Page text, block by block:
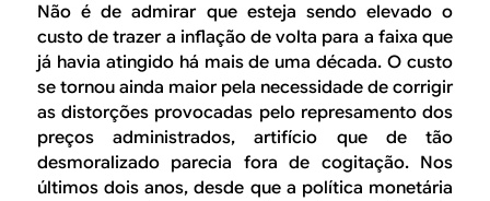
Não é de admirar que esteja sendo elevado o
custo de trazer a inflação de volta para a faixa que
já havia atingido há mais de uma década. O custo
se tornou ainda maior pela necessidade de corrigir
as distorções provocadas pelo represamento dos
preços administrados, artifício que de tão
desmoralizado parecia fora de cogitação. Nos
últimos dois anos, desde que a política monetária